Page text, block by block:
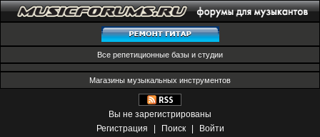
Все репетиционные базы и студии
Магазины музыкальных инструментов
Вы не зарегистрированы
Регистрация
Поиск Войти